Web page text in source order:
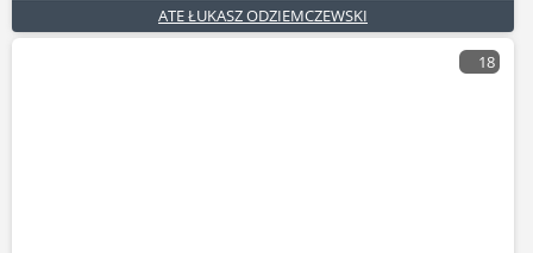
ATE ŁUKASZ ODZIEMCZEWSKI
18